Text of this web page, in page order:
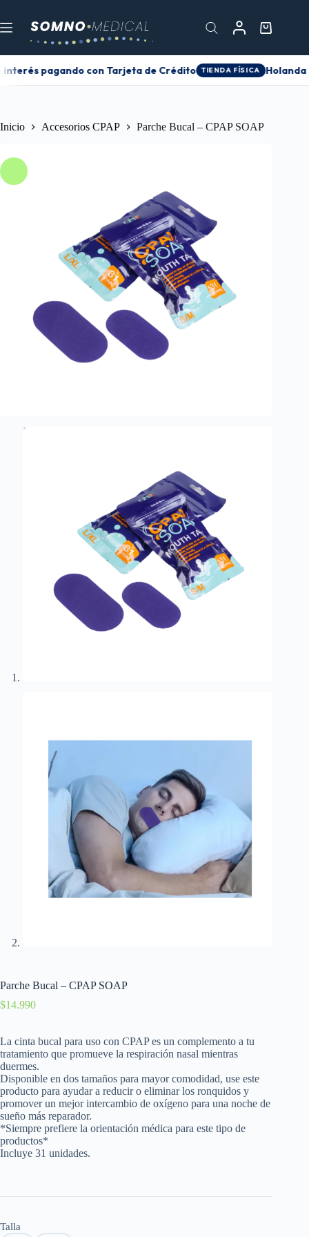
pagando con Tarjeta de Crédito TIENDA FÍSICA Holanda
Inicio Accesorios CPAP Parche Bucal – CPAP SOAP
Parche Bucal – CPAP SOAP
$14.990
La cinta bucal para uso con CPAP es un complemento a tu
tratamiento que promueve la respiración nasal mientras
duermes.
Disponible en dos tamaños para mayor comodidad, use este
producto para ayudar a reducir o eliminar los ronquidos y
promover un mejor intercambio de oxígeno para una noche de
sueño más reparador.
*Siempre prefiere la orientación médica para este tipo de
productos*
Incluye 31 unidades.
Talla